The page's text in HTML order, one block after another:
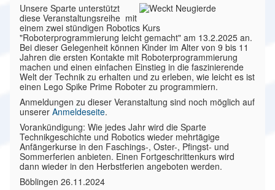
Unsere Sparte unterstützt
diese Veranstaltungsreihe mit
einem zwei stündigen Robotics Kurs
"Roboterprogrammierung leicht gemacht" am 13.2.2025 an.
Bei dieser Gelegenheit können Kinder im Alter von 9 bis 11
Jahren die ersten Kontakte mit Roboterprogrammierung
machen und einen einfachen Einstieg in die faszinierende
Welt der Technik zu erhalten und zu erleben, wie leicht es ist
einen Lego Spike Prime Roboter zu programmiern.
Anmeldungen zu dieser Veranstaltung sind noch möglich auf
unserer Anmeldeseite.
Vorankündigung: Wie jedes Jahr wird die Sparte
Technikgeschichte und Robotics wieder mehrtägige
Anfängerkurse in den Faschings-, Oster-, Pfingst- und
Sommerferien anbieten. Einen Fortgeschrittenkurs wird
dann wieder in den Herbstferien angeboten werden.
Böblingen 26.11.2024